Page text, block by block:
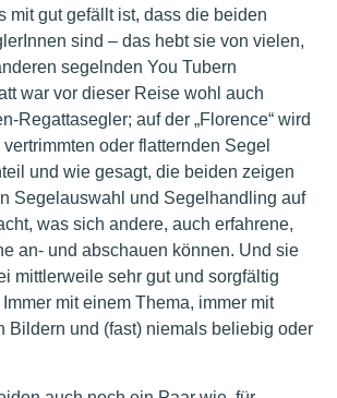
mit gut gefällt ist, dass die beiden
sind – das hebt sie von vielen,
segelnden You Tubern
war vor dieser Reise wohl auch
Regattasegler; auf der „Florence“ wird
oder flatternden Segel
und wie gesagt, die beiden zeigen
Segelauswahl und Segelhandling auf
was sich andere, auch erfahrene,
an- und abschauen können. Und sie
mittlerweile sehr gut und sorgfältig
mit einem Thema, immer mit
Bildern und (fast) niemals beliebig oder